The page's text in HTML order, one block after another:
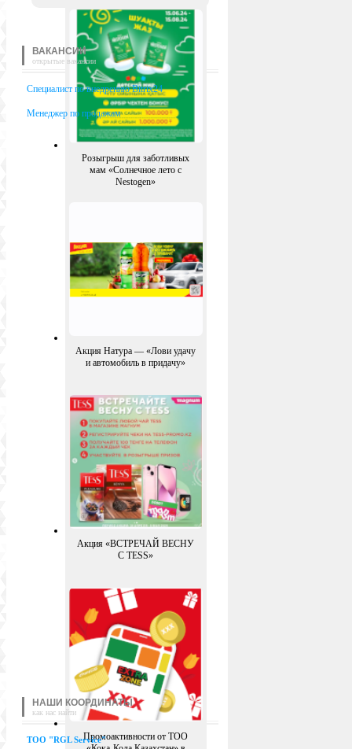
Розыгрыш для заботливых
мам «Солнечное лето с
Nestogen»
Акция Натура — «Лови удачу
и автомобиль в придачу»
Акция «ВСТРЕЧАЙ ВЕСНУ
С TESS»
Промоактивности от ТОО
ВАКАНСИИ
открытые вакансии
Специалист по внедрению Bitrix24
Менеджер по продажам
НАШИ КООРДИНАТЫ
как нас найти
TOO "RGL Service"